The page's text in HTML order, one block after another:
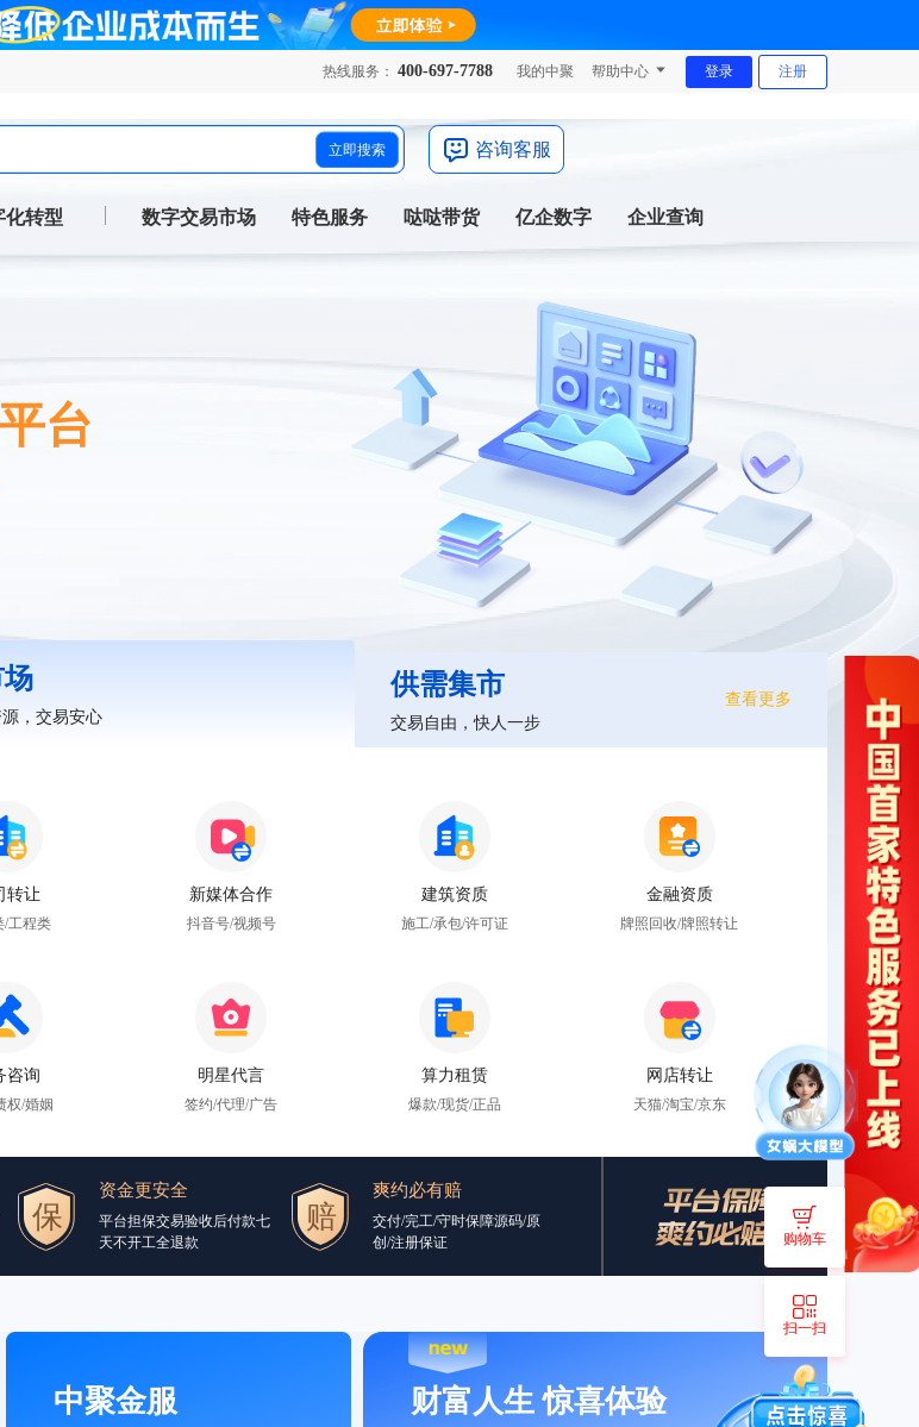
热线服务： 400-697-7788 我的中聚 帮助中心 登录 注册
立即搜索 咨询客服
化转型 数字交易市场 特色服务 哒哒带货 亿企数字 企业查询
台
，交易安心
供需集市
交易自由，快人一步
查看更多
转让
/工程类
新媒体合作
抖音号/视频号
建筑资质
施工/承包/许可证
金融资质
牌照回收/牌照转让
咨询
权/婚姻
明星代言
签约/代理/广告
算力租赁
爆款/现货/正品
网店转让
天猫/淘宝/京东
资金更安全
平台担保交易验收后付款七
天不开工全退款
爽约必有赔
交付/完工/守时保障源码/原
创/注册保证
中聚金服 财富人生 惊喜体验
购物车
扫一扫